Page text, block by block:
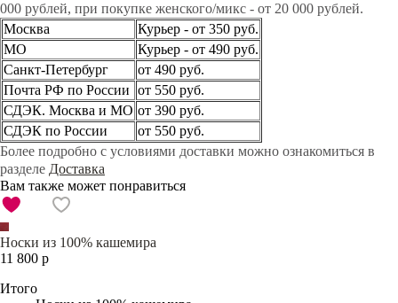
000 рублей, при покупке женского/микс - от 20 000 рублей.
Москва
Курьер - от 350 руб.
МО
Курьер - от 490 руб.
Санкт-Петербург
от 490 руб.
Почта РФ по России от 550 руб.
СДЭК. Москва и МО от 390 руб.
СДЭК по России
от 550 руб.
Более подробно с условиями доставки можно ознакомиться в
разделе Доставка
Вам также может понравиться
Носки из 100% кашемира
11 800 р
Итого